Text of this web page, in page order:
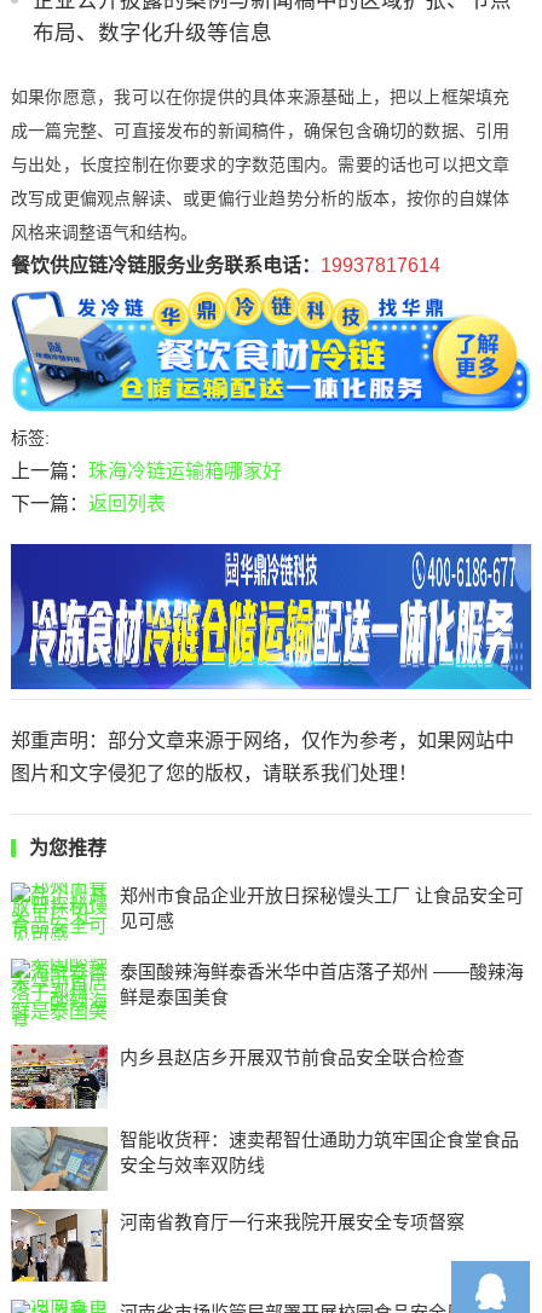
布局、数字化升级等信息
如果你愿意，我可以在你提供的具体来源基础上，把以上框架填充
成一篇完整、可直接发布的新闻稿件，确保包含确切的数据、引用
与出处，长度控制在你要求的字数范围内。需要的话也可以把文章
改写成更偏观点解读、或更偏行业趋势分析的版本，按你的自媒体
风格来调整语气和结构。
餐饮供应链冷链服务业务联系电话： 19937817614
标签:
上一篇： 珠海冷链运输箱哪家好
下一篇： 返回列表
郑重声明：部分文章来源于网络，仅作为参考，如果网站中
图片和文字侵犯了您的版权，请联系我们处理！
为您推荐
郑州市食品企业开放日探秘馒头工厂 让食品安全可
见可感
​泰国酸辣海鲜泰香米华中首店落子郑州 ——酸辣海
鲜是泰国美食
内乡县赵店乡开展双节前食品安全联合检查
智能收货秤：速卖帮智仕通助力筑牢国企食堂食品
安全与效率双防线
河南省教育厅一行来我院开展安全专项督察